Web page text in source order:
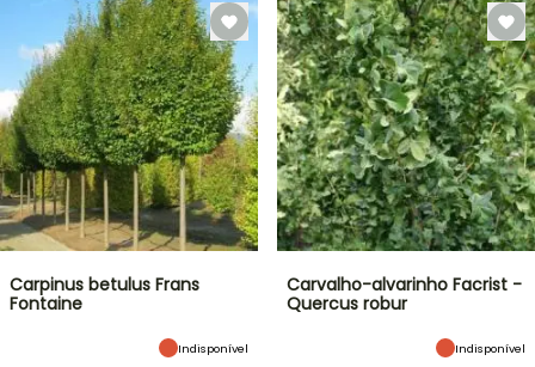
Carpinus betulus Frans
Fontaine
Indisponível
Carvalho-alvarinho Facrist -
Quercus robur
Indisponível